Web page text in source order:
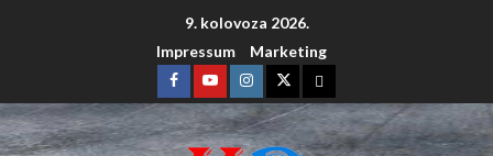
9. kolovoza 2026.
Impressum
Marketing